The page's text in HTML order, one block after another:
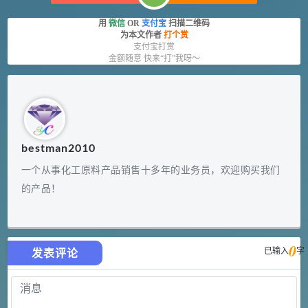
用 微信 OR 支付宝 扫描二维码
为本文作者 打个赏
支付宝打赏
金额随意 快来“打”我呀～
bestman2010
一个从事化工原料产品销售十多年的业务员，欢迎购买我们
的产品！
发表评论 已输入0字